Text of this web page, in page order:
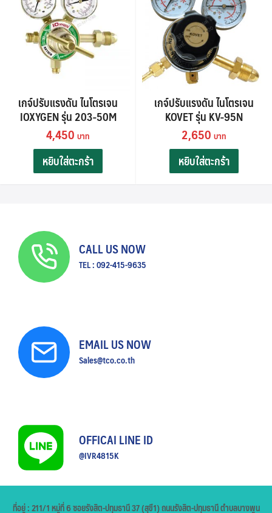
for:
เกจ์ปรับแรงดัน ไนโตรเจน
IOXYGEN รุ่น 203-50M
4,450
หยิบใส่ตะกร้า
เกจ์ปรับแรงดัน ไนโตรเจน
KOVET รุ่น KV-95N
2,650
หยิบใส่ตะกร้า
CALL US NOW
TEL : 092-415-9635
EMAIL US NOW
Sales@tco.co.th
OFFICAI LINE ID
@IVR4815K
ที่อยู่ : 211/1 หมู่ที่ 6 ซอยรังสิต-ปทุมธานี 37 (สุขี1) ถนนรังสิต-ปทุมธานี ตำบลบางพูน